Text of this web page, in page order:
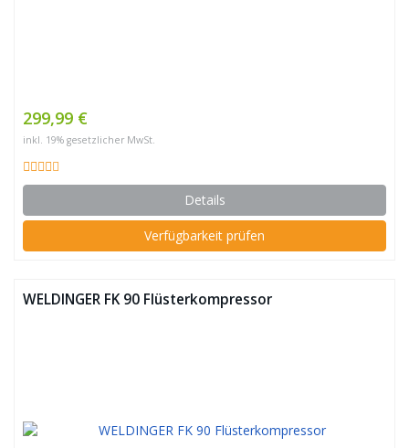
299,99 €
inkl. 19% gesetzlicher MwSt.
Details
Verfügbarkeit prüfen
WELDINGER FK 90 Flüsterkompressor